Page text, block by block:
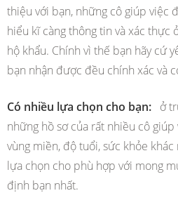
thiệu với bạn, những cô giúp việc
hiểu kĩ càng thông tin và xác thực
hộ khẩu. Chính vì thế bạn hãy cứ
bạn nhận được đều chính xác và
Có nhiều lựa chọn cho bạn: ở
những hồ sơ của rất nhiều cô
vùng miền, độ tuổi, sức khỏe
lựa chọn cho phù hợp với mong
định bạn nhất.